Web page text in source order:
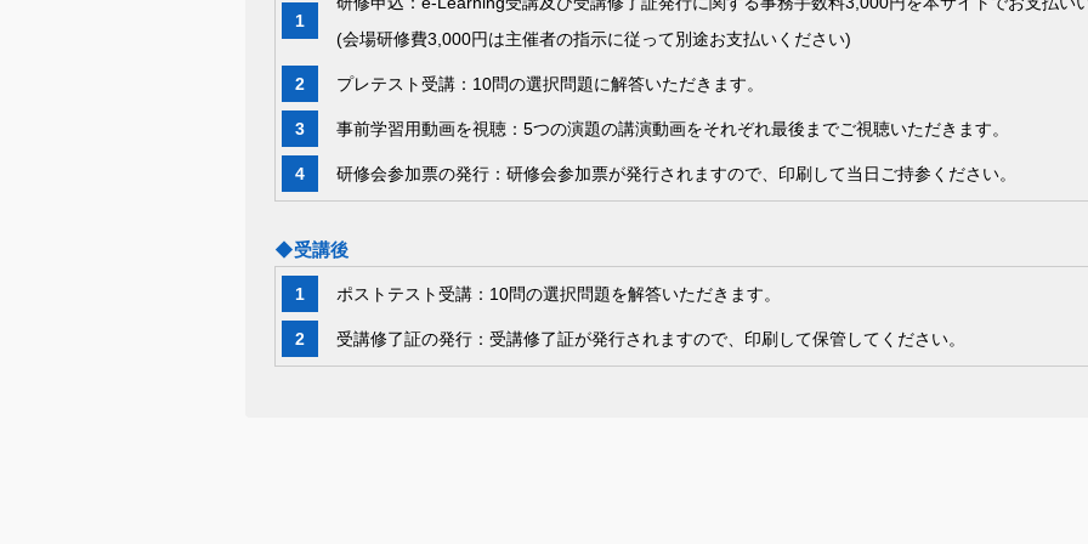
(会場研修費3,000円は主催者の指示に従って別途お支払いください)
プレテスト受講：10問の選択問題に解答いただきます。
事前学習用動画を視聴：5つの演題の講演動画をそれぞれ最後までご視聴いただきます。
研修会参加票の発行：研修会参加票が発行されますので、印刷して当日ご持参ください。
◆受講後
ポストテスト受講：10問の選択問題を解答いただきます。
受講修了証の発行：受講修了証が発行されますので、印刷して保管してください。